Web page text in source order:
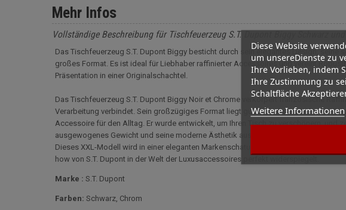
Diese Website
um unsereDienste zu
Ihre Vorlieben, indem
Ihre Zustimmung zu
Schaltfläche
Weitere Informationen
Mehr Infos
Vollständige Beschreibung für Tischfeuerzeug S.T. Dupont Biggy Schwarz und
Das Tischfeuerzeug S.T. Dupont Biggy besticht durch sein elegantes Design, seine
großes Format. Es ist ideal für Liebhaber raffinierter Accessoires und vereint
Präsentation in einer Originalschachtel.
Das Tischfeuerzeug S.T. Dupont Biggy Noir et Chrome verkörpert französische
Verarbeitung verbindet. Sein großzügiges Format liegt gut in der Hand und seine
Accessoire für den Alltag. Er wurde entwickelt, um Ihren Tisch zu verschönern, und
ausgewogenes Gewicht und seine moderne Ästhetik aus, die tiefschwarzen Lack
Dieses XXL-Modell wird in einer eleganten Markenschatulle geliefert und ist ein
how von S.T. Dupont in der Welt der Luxusaccessoires perfekt widerspiegelt.
Marke : S.T. Dupont
Farben: Schwarz, Chrom